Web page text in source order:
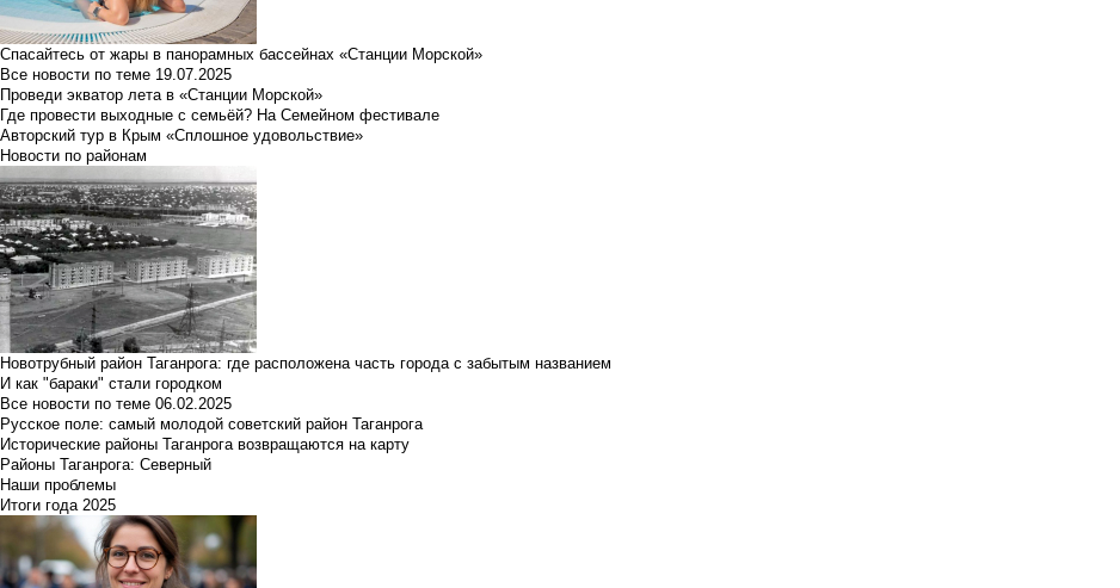
Спасайтесь от жары в панорамных бассейнах «Станции Морской»
Все новости по теме 19.07.2025
Проведи экватор лета в «Станции Морской»
Где провести выходные с семьёй? На Семейном фестивале
Авторский тур в Крым «Сплошное удовольствие»
Новости по районам
Новотрубный район Таганрога: где расположена часть города с забытым названием
И как "бараки" стали городком
Все новости по теме 06.02.2025
Русское поле: самый молодой советский район Таганрога
Исторические районы Таганрога возвращаются на карту
Районы Таганрога: Северный
Наши проблемы
Итоги года 2025